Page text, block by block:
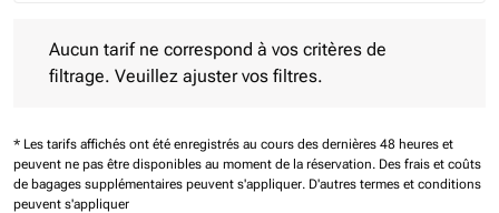
Aucun tarif ne correspond à vos critères de
filtrage. Veuillez ajuster vos filtres.
* Les tarifs affichés ont été enregistrés au cours des dernières 48 heures et
peuvent ne pas être disponibles au moment de la réservation. Des frais et coûts
de bagages supplémentaires peuvent s'appliquer. D'autres termes et conditions
peuvent s'appliquer